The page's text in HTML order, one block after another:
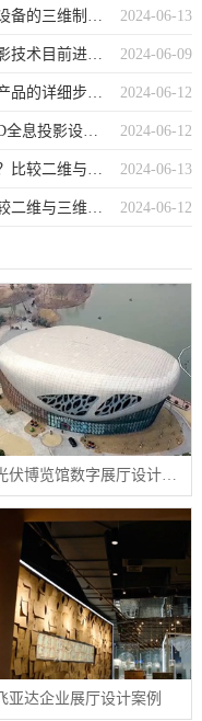
2024-06-13
2024-06-09
全息投影发展到什么地步了呢？全息投影技术目前进展如何？
2024-06-12
三维动画产品制作流程？创建三维动画产品的详细步骤流程
2024-06-12
360度全息投影报价多少钱一台机器？3D全息投影设备的市场价格是多少？
2024-06-13
2024-06-12
三维动画跟二维动画比有哪些优势？比较二维与三维动画，三维动画具有哪些优势？
飞亚达企业展厅设计案例